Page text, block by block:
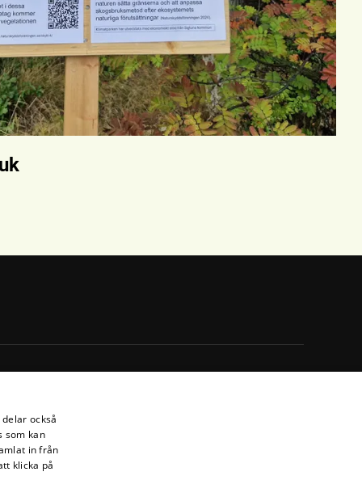
också
som kan
in från
klicka på